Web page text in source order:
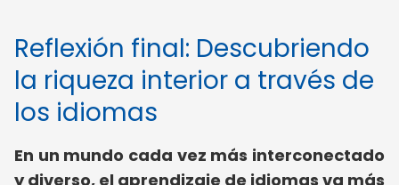
Reflexión final: Descubriendo
la riqueza interior a través de
los idiomas
En un mundo cada vez más interconectado
y diverso, el aprendizaje de idiomas va más